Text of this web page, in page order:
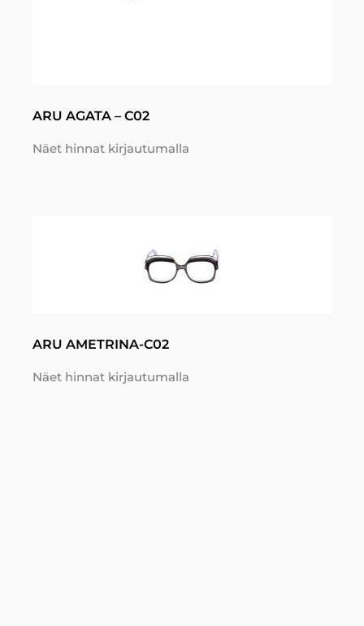
ARU AGATA – C02
Näet hinnat kirjautumalla
ARU AMETRINA-C02
Näet hinnat kirjautumalla